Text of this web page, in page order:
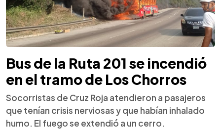
Bus de la Ruta 201 se incendió
en el tramo de Los Chorros
Socorristas de Cruz Roja atendieron a pasajeros
que tenían crisis nerviosas y que habían inhalado
humo. El fuego se extendió a un cerro.